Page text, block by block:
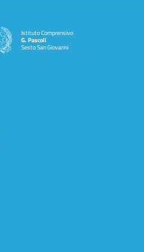
Istituto Comprensivo
G. Pascoli
Sesto San Giovanni